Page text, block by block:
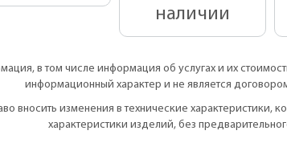
наличии
в том числе информация об услугах и их
информационный характер и не является
вносить изменения в технические
характеристики изделий, без